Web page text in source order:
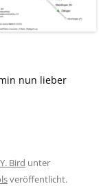
nun lieber
Bird unter
veröffentlicht.